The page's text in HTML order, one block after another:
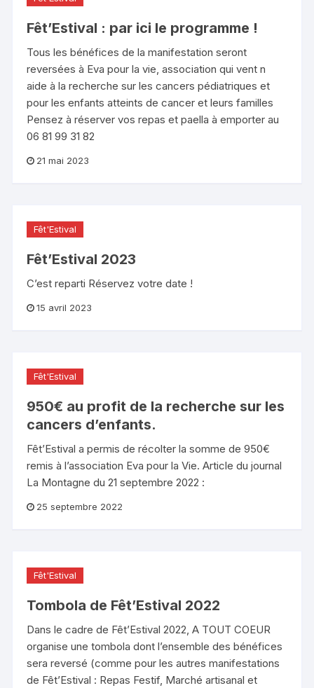
Fêt’Estival : par ici le programme !
Tous les bénéfices de la manifestation seront
reversées à Eva pour la vie, association qui vent n
aide à la recherche sur les cancers pédiatriques et
pour les enfants atteints de cancer et leurs familles
Pensez à réserver vos repas et paella à emporter au
06 81 99 31 82
21 mai 2023
Fêt'Estival
Fêt’Estival 2023
C’est reparti Réservez votre date !
15 avril 2023
Fêt'Estival
950€ au profit de la recherche sur les
cancers d’enfants.
Fêt’Estival a permis de récolter la somme de 950€
remis à l’association Eva pour la Vie. Article du journal
La Montagne du 21 septembre 2022 :
25 septembre 2022
Fêt'Estival
Tombola de Fêt’Estival 2022
Dans le cadre de Fêt’Estival 2022, A TOUT COEUR
organise une tombola dont l’ensemble des bénéfices
sera reversé (comme pour les autres manifestations
de Fêt’Estival : Repas Festif, Marché artisanal et